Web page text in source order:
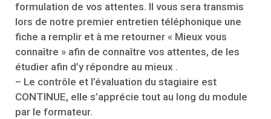
formulation de vos attentes. Il vous sera transmis
lors de notre premier entretien téléphonique une
fiche a remplir et à me retourner « Mieux vous
connaître » afin de connaître vos attentes, de les
étudier afin d’y répondre au mieux .
– Le contrôle et l’évaluation du stagiaire est
CONTINUE, elle s’apprécie tout au long du module
par le formateur.